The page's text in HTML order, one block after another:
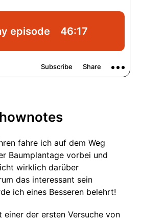
fahre ich auf dem Weg
Baumplantage vorbei und
wirklich darüber
das interessant sein
ich eines Besseren belehrt!
einer der ersten Versuche von